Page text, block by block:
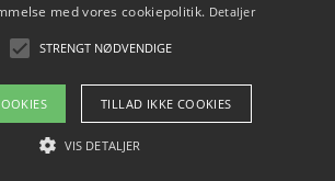
Blog Betingelser
med vores cookiepolitik. Detaljer
STRENGT NØDVENDIGE
TILLAD IKKE COOKIES
VIS DETALJER